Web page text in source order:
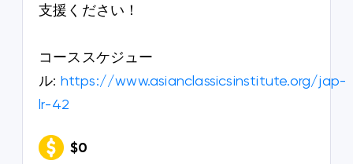
支援ください！
コーススケジュー
ル: https://www.asianclassicsinstitute.org/jap-
lr-42
$0